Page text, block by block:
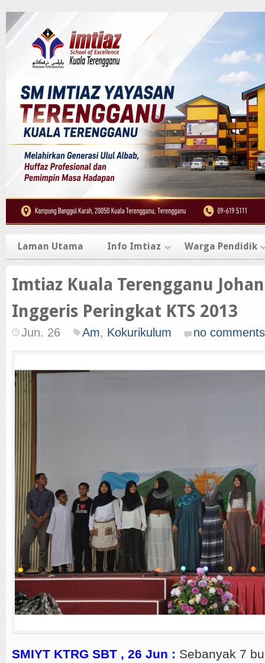
Laman Utama Info Imtiaz Warga Pendidik
Imtiaz Kuala Terengganu
Inggeris Peringkat KTS 2013
Jun. 26 Am, Kokurikulum no comments
SMIYT KTRG SBT , 26 Jun : Sebanyak 7